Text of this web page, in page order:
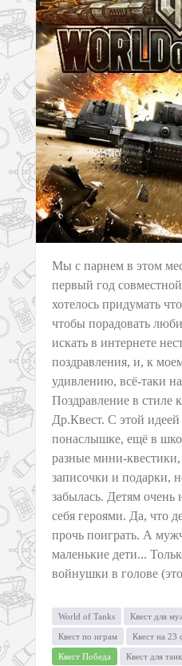
Мы с парнем в этом
первый год
хотелось придумать
чтобы порадовать
искать в интернете
поздравления, и, к
удивлению, всё-таки
Поздравление в стиле
Др.Квест. С этой идеей
понаслышке, ещё в
разные мини-
записочки и подарки,
забылась. Детям очень
себя героями. Да, что
прочь поиграть. А
маленькие дети...
войнушки в голове
World of Tanks Квест для
Квест по играм Квест на 23
Квест Победа Квест для